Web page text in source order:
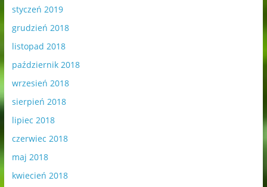
styczeń 2019
grudzień 2018
listopad 2018
październik 2018
wrzesień 2018
sierpień 2018
lipiec 2018
czerwiec 2018
maj 2018
kwiecień 2018